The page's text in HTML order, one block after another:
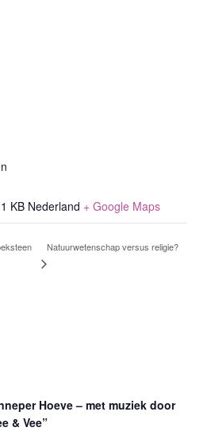
KB Nederland + Google Maps
Natuurwetenschap versus religie?
Hoeve – met muziek door
& Vee”